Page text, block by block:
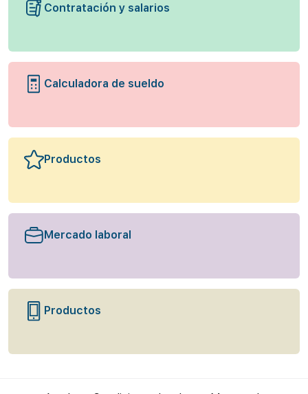
Contratación y salarios
Calculadora de sueldo
Productos
Mercado laboral
Productos